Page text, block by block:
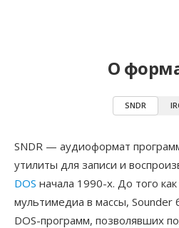
О
SNDR
SNDR — аудиоформат
утилиты для записи и
DOS начала 1990-х. До того
мультимедиа в массы,
DOS-программ, позволявших